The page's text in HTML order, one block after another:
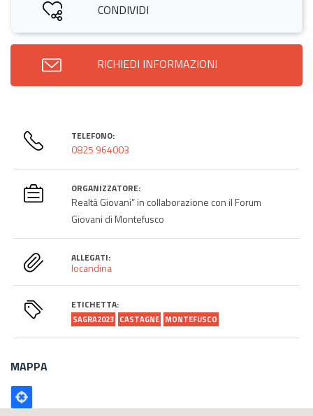
CONDIVIDI
RICHIEDI INFORMAZIONI
TELEFONO:
0825 964003
ORGANIZZATORE:
Realtà Giovani” in collaborazione con il Forum
Giovani di Montefusco
ALLEGATI:
locandina
ETICHETTA:
SAGRA2023 CASTAGNE MONTEFUSCO
MAPPA
Poligono
GEO